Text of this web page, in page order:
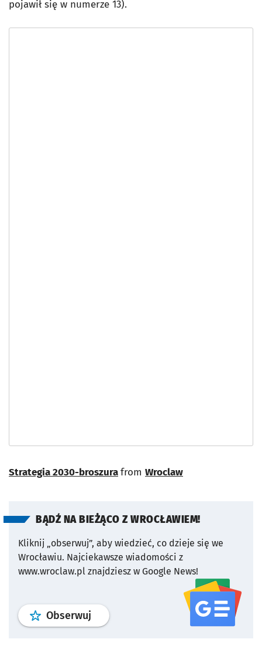
pojawił się w numerze 13).
Strategia 2030-broszurafrom Wroclaw
BĄDŹ NA BIEŻĄCO Z WROCŁAWIEM!
Kliknij „obserwuj”, aby wiedzieć, co dzieje się we
Wrocławiu. Najciekawsze wiadomości z
www.wroclaw.pl znajdziesz w Google News!
Obserwuj profil serwisu